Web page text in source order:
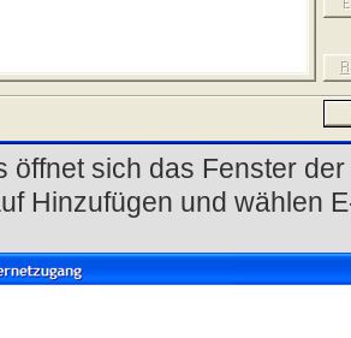
öffnet sich das Fenster
Hinzufügen und wählen